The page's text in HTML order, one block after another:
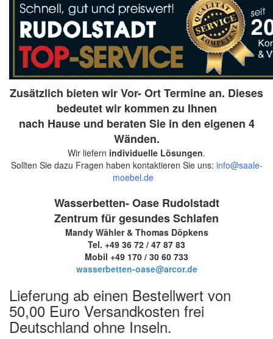
Zusätzlich bieten wir Vor- Ort Termine an. Dieses
bedeutet wir kommen zu Ihnen
nach Hause und beraten Sie in den eigenen 4
Wänden.
Wir liefern individuelle Lösungen.
Sollten Sie dazu Fragen haben kontaktieren Sie uns: info@saale-
moebel.de
Wasserbetten- Oase Rudolstadt
Zentrum für gesundes Schlafen
Mandy Wähler & Thomas Döpkens
Tel. +49 36 72 / 47 87 83
Mobil +49 170 / 30 60 733
wasserbetten-oase@arcor.de
Lieferung ab einen Bestellwert von
50,00 Euro Versandkosten frei
Deutschland ohne Inseln.